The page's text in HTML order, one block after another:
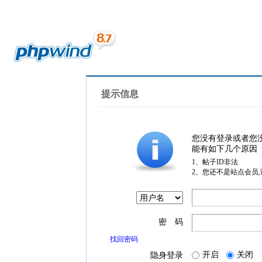
提示信息
您没有登录或者您
能有如下几个原因
1、帖子ID非法
2、您还不是站点会员
密 码
找回密码
隐身登录 开启 关闭